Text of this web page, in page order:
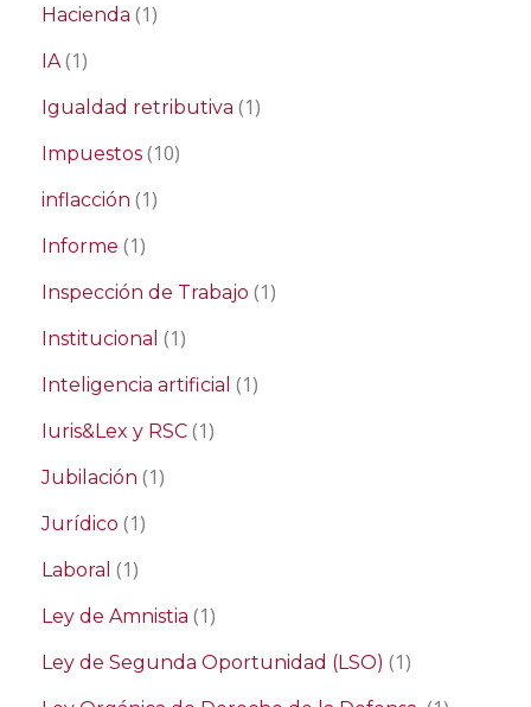
Hacienda (1)
IA(1)
Igualdad retributiva (1)
Impuestos (10)
inflacción (1)
Informe (1)
Inspección de Trabajo (1)
Institucional (1)
Inteligencia artificial (1)
Iuris&Lex y RSC (1)
Jubilación (1)
Jurídico (1)
Laboral (1)
Ley de Amnistia (1)
Ley de Segunda Oportunidad (LSO) (1)